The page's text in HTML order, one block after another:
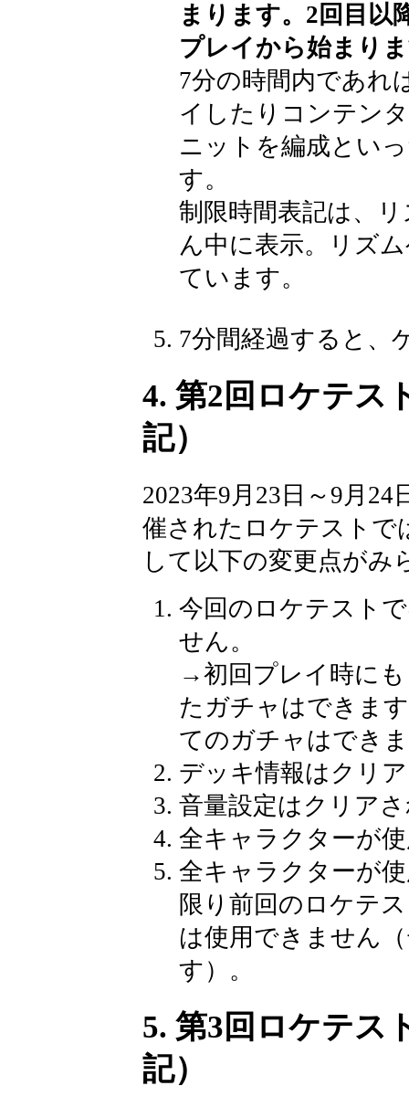
まります。2回目以
プレイから始まり
7分の時間内であれ
イしたりコンテン
ニットを編成とい
す。
制限時間表記は、
ん中に表示。リズ
ています。
7分間経過すると、
4. 第2回ロケテス
記）
2023年9月23日～9月
催されたロケテストで
して以下の変更点がみ
今回のロケテスト
せん。
→初回プレイ時に
たガチャはできま
てのガチャはでき
デッキ情報はクリ
音量設定はクリア
全キャラクターが
全キャラクターが
限り前回のロケテ
は使用できません
す）。
5. 第3回ロケテス
記）